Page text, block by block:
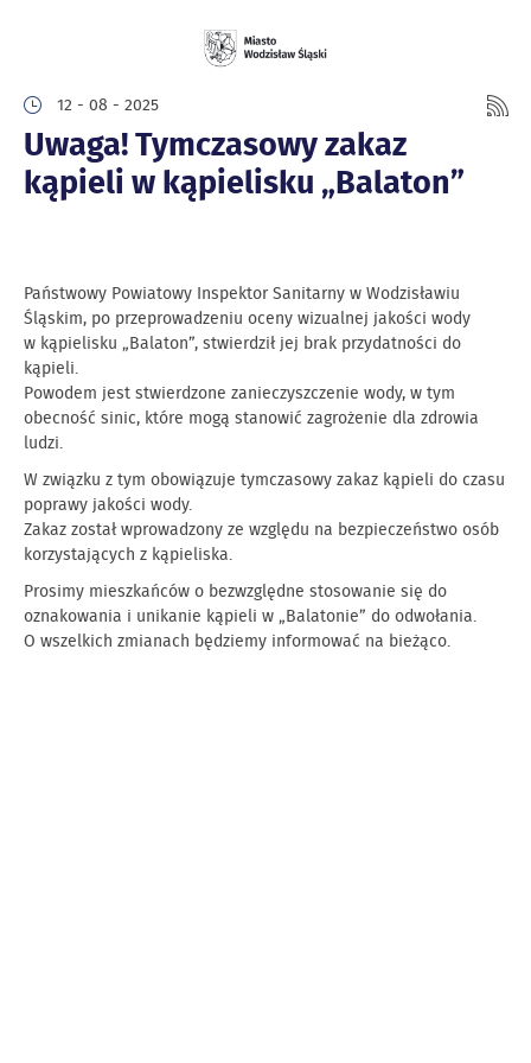
12 - 08 - 2025
Uwaga! Tymczasowy zakaz
kąpieli w kąpielisku „Balaton”
Państwowy Powiatowy Inspektor Sanitarny w Wodzisławiu
Śląskim, po przeprowadzeniu oceny wizualnej jakości wody
w kąpielisku „Balaton”, stwierdził jej brak przydatności do
kąpieli.
Powodem jest stwierdzone zanieczyszczenie wody, w tym
obecność sinic, które mogą stanowić zagrożenie dla zdrowia
ludzi.
W związku z tym obowiązuje tymczasowy zakaz kąpieli do czasu
poprawy jakości wody.
Zakaz został wprowadzony ze względu na bezpieczeństwo osób
korzystających z kąpieliska.
Prosimy mieszkańców o bezwzględne stosowanie się do
oznakowania i unikanie kąpieli w „Balatonie” do odwołania.
O wszelkich zmianach będziemy informować na bieżąco.